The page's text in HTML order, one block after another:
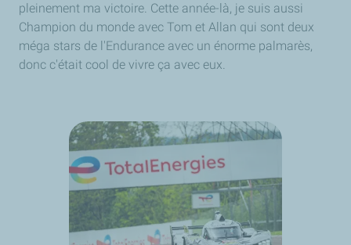
pleinement ma victoire. Cette année-là, je suis aussi
Champion du monde avec Tom et Allan qui sont deux
méga stars de l'Endurance avec un énorme palmarès,
donc c'était cool de vivre ça avec eux.